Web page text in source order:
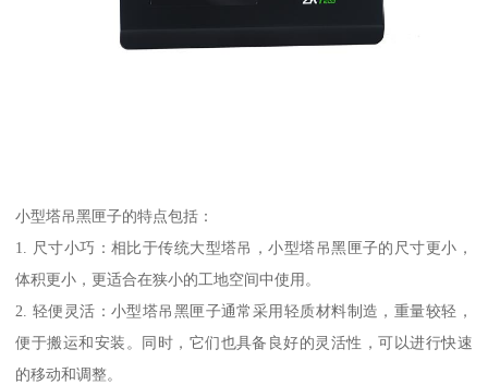
小型塔吊黑匣子的特点包括：
1. 尺寸小巧：相比于传统大型塔吊，小型塔吊黑匣子的尺寸更小，
体积更小，更适合在狭小的工地空间中使用。
2. 轻便灵活：小型塔吊黑匣子通常采用轻质材料制造，重量较轻，
便于搬运和安装。同时，它们也具备良好的灵活性，可以进行快速
的移动和调整。